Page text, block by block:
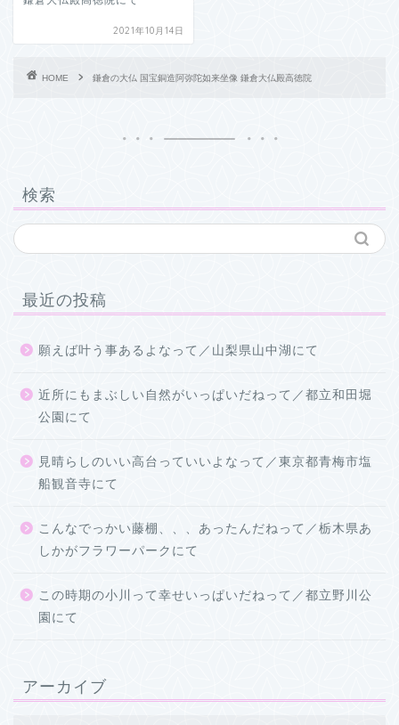
2021年10月14日
HOME 鎌倉の大仏 国宝銅造阿弥陀如来坐像 鎌倉大仏殿高徳院
検索
最近の投稿
願えば叶う事あるよなって／山梨県山中湖にて
近所にもまぶしい自然がいっぱいだねって／都立和田堀
公園にて
見晴らしのいい高台っていいよなって／東京都青梅市塩
船観音寺にて
こんなでっかい藤棚、、、あったんだねって／栃木県あ
しかがフラワーパークにて
この時期の小川って幸せいっぱいだねって／都立野川公
園にて
アーカイブ